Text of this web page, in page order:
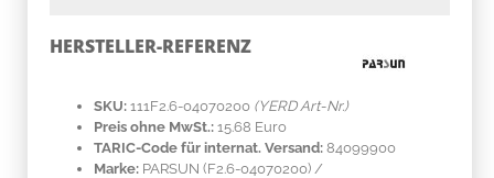
HERSTELLER-REFERENZ
SKU: 111F2.6-04070200 (YERD Art-Nr.)
Preis ohne MwSt.: 15.68 Euro
TARIC-Code für internat. Versand: 84099900
Marke: PARSUN (F2.6-04070200) /